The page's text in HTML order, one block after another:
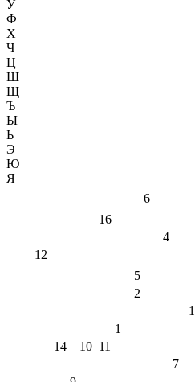
У
Ф
Х
Ч
Ц
Ш
Щ
Ъ
Ы
Ь
Э
Ю
Я
6
16
4
12
5
2
1
14
10 11
7